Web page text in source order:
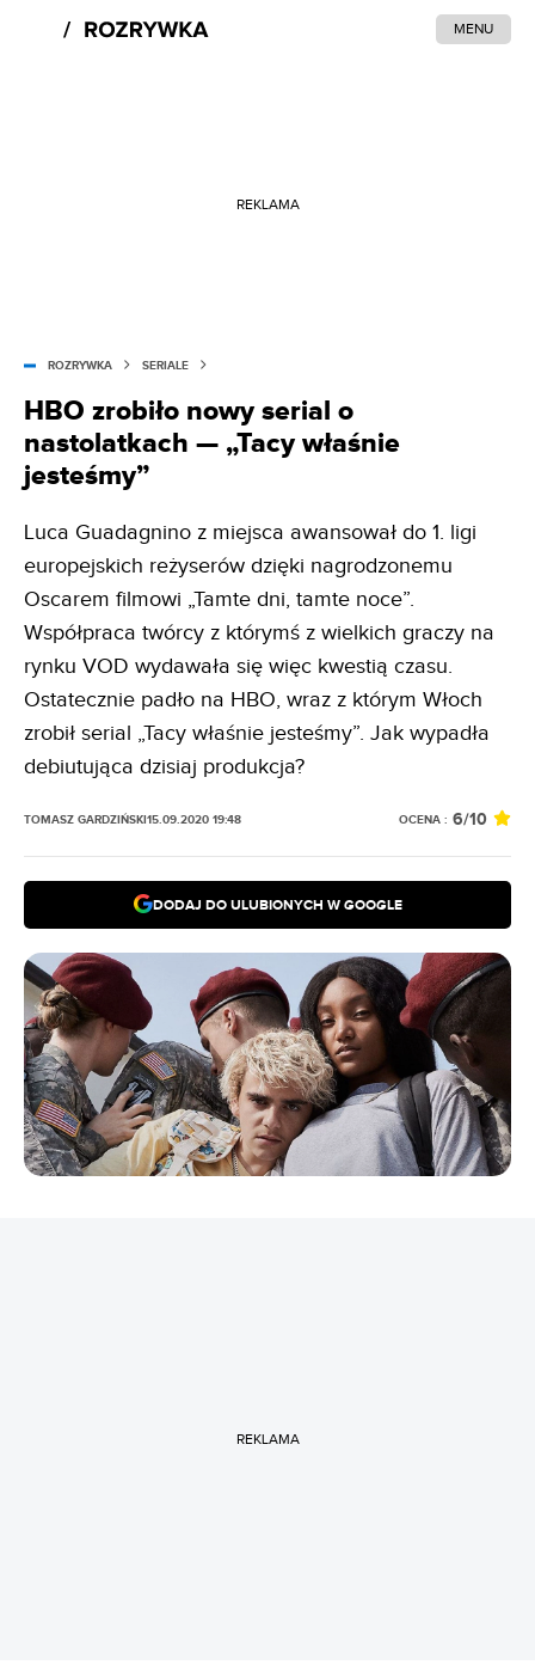
MENU
REKLAMA
ROZRYWKA SERIALE
HBO zrobiło nowy serial o
nastolatkach — „Tacy właśnie
jesteśmy”
Luca Guadagnino z miejsca awansował do 1. ligi
europejskich reżyserów dzięki nagrodzonemu
Oscarem filmowi „Tamte dni, tamte noce”.
Współpraca twórcy z którymś z wielkich graczy na
rynku VOD wydawała się więc kwestią czasu.
Ostatecznie padło na HBO, wraz z którym Włoch
zrobił serial „Tacy właśnie jesteśmy”. Jak wypadła
debiutująca dzisiaj produkcja?
TOMASZ GARDZIŃSKI15.09.2020 19:48 OCENA : 6/10
DODAJ DO ULUBIONYCH W GOOGLE
REKLAMA